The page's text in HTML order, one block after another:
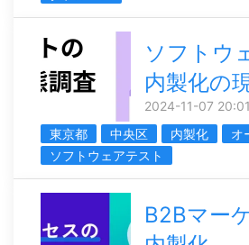
ソフトウ
内製化の
2024-11-07
東京都
中央区 内製化
オ
ソフトウェアテスト
B2Bマー